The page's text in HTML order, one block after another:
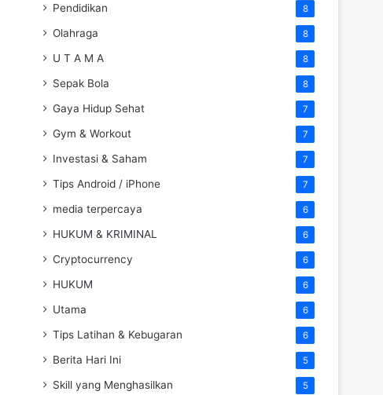
Pendidikan 8
Olahraga 8
U T A M A 8
Sepak Bola 8
Gaya Hidup Sehat 7
Gym & Workout 7
Investasi & Saham 7
Tips Android / iPhone 7
media terpercaya 6
HUKUM & KRIMINAL 6
Cryptocurrency 6
HUKUM 6
Utama 6
Tips Latihan & Kebugaran 6
Berita Hari Ini 5
Skill yang Menghasilkan 5